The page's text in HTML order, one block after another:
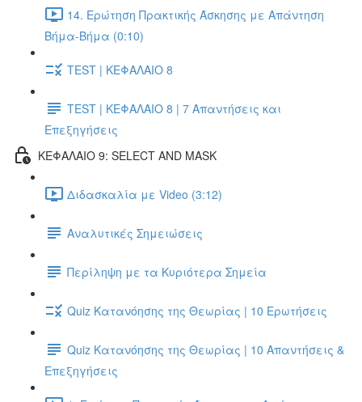
14. Ερώτηση Πρακτικής Άσκησης με Απάντηση
Βήμα-Βήμα (0:10)
TEST | ΚΕΦΑΛΑΙΟ 8
TEST | ΚΕΦΑΛΑΙΟ 8 | 7 Απαντήσεις και
Επεξηγήσεις
ΚΕΦΑΛΑΙΟ 9: SELECT AND MASK
Διδασκαλία με Video (3:12)
Αναλυτικές Σημειώσεις
Περίληψη με τα Κυριότερα Σημεία
Quiz Κατανόησης της Θεωρίας | 10 Ερωτήσεις
Quiz Κατανόησης της Θεωρίας | 10 Απαντήσεις &
Επεξηγήσεις